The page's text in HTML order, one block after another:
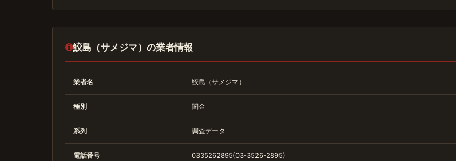
鮫島（サメジマ）の業者情報
業者名 鮫島（サメジマ）
種別 闇金
系列 調査データ
電話番号 0335262895(03-3526-2895)